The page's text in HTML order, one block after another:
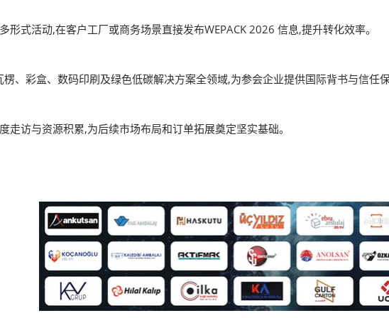
式活动,在客户工厂或商务场景直接发布WEPACK 2026 信息,提升转化效率。
楞、彩盒、数码印刷及绿色低碳解决方案全领域,为参会企业提供国际背书与信任
走访与资源积累,为后续市场布局和订单拓展奠定坚实基础。